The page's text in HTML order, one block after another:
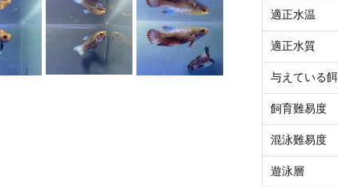
適正水温
適正水質
与えている餌
飼育難易度
混泳難易度
遊泳層